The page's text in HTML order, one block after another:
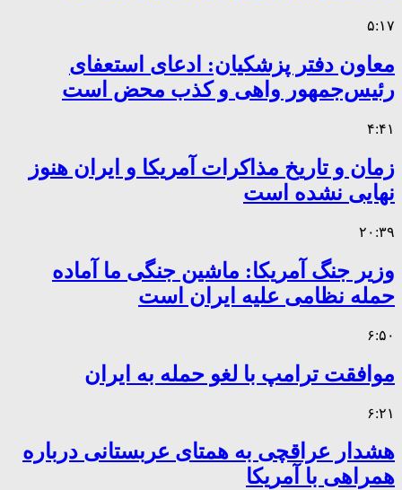
۵:۱۷
معاون دفتر پزشکیان: ادعای استعفای
رئیس‌جمهور واهی و کذب محض است
۴:۴۱
زمان و تاریخ مذاکرات آمریکا و ایران هنوز
نهایی نشده است
۲۰:۳۹
وزیر جنگ آمریکا: ماشین جنگی ما آماده
حمله نظامی علیه ایران است
۶:۵۰
موافقت ترامپ با لغو حمله به ایران
۶:۲۱
هشدار عراقچی به همتای عربستانی درباره
همراهی با آمریکا